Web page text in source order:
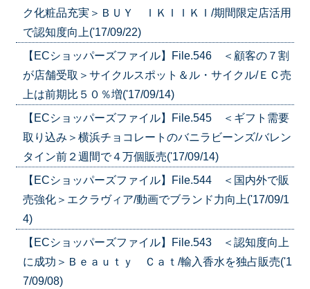
ク化粧品充実＞ＢＵＹ ＩＫＩＩＫＩ/期間限定店活用
で認知度向上('17/09/22)
【ECショッパーズファイル】File.546 ＜顧客の７割
が店舗受取＞サイクルスポット＆ル・サイクル/ＥＣ売
上は前期比５０％増('17/09/14)
【ECショッパーズファイル】File.545 ＜ギフト需要
取り込み＞横浜チョコレートのバニラビーンズ/バレン
タイン前２週間で４万個販売('17/09/14)
【ECショッパーズファイル】File.544 ＜国内外で販
売強化＞エクラヴィア/動画でブランド力向上('17/09/1
4)
【ECショッパーズファイル】File.543 ＜認知度向上
に成功＞Ｂｅａｕｔｙ Ｃａｔ/輸入香水を独占販売('1
7/09/08)